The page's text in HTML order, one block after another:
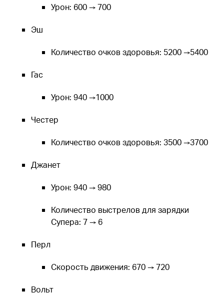
Урон: 600 → 700
Эш
Количество очков здоровья: 5200 →5400
Гас
Урон: 940 →1000
Честер
Количество очков здоровья: 3500 →3700
Джанет
Урон: 940 → 980
Количество выстрелов для зарядки
Супера: 7 → 6
Перл
Скорость движения: 670 → 720
Вольт